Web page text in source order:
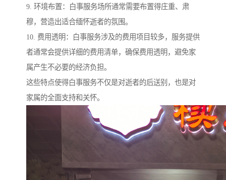
9. 环境布置：白事服务场所通常需要布置得庄重、肃
穆，营造出适合缅怀逝者的氛围。
10. 费用透明：白事服务涉及的费用项目较多，服务提供
者通常会提供详细的费用清单，确保费用透明，避免家
属产生不必要的经济负担。
这些特点使得白事服务不仅是对逝者的后送别，也是对
家属的全面支持和关怀。